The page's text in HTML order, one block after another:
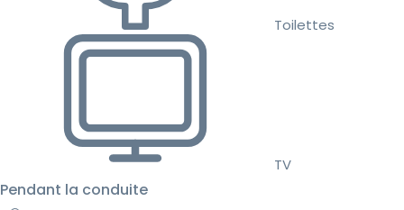
Toilettes
TV
Pendant la conduite